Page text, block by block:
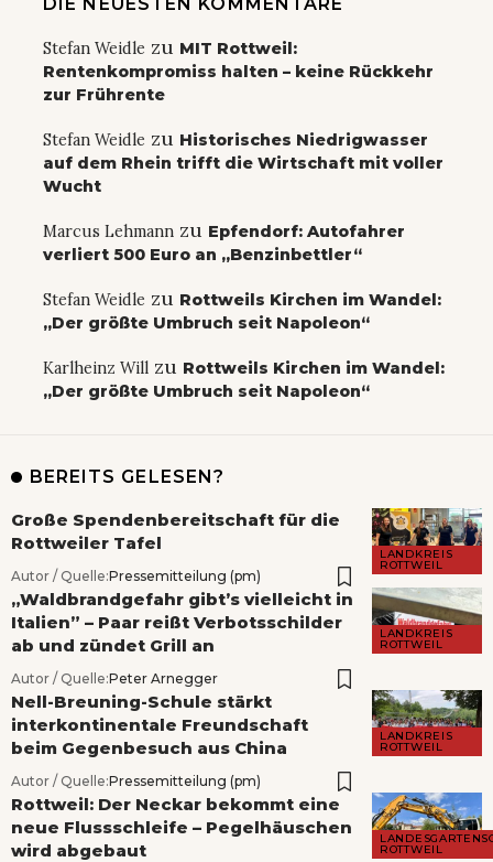
Stefan Weidle zu MIT Rottweil:
Rentenkompromiss halten – keine Rückkehr
zur Frührente
Stefan Weidle zu Historisches Niedrigwasser
auf dem Rhein trifft die Wirtschaft mit voller
Wucht
Marcus Lehmann zu Epfendorf: Autofahrer
verliert 500 Euro an „Benzinbettler“
Stefan Weidle zu Rottweils Kirchen im Wandel:
„Der größte Umbruch seit Napoleon“
Karlheinz Will zu Rottweils Kirchen im Wandel:
„Der größte Umbruch seit Napoleon“
BEREITS GELESEN?
LANDKREIS
ROTTWEIL
Große Spendenbereitschaft für die
Rottweiler Tafel
Autor / Quelle:Pressemitteilung (pm)
LANDKREIS
ROTTWEIL
„Waldbrandgefahr gibt’s vielleicht in
Italien” – Paar reißt Verbotsschilder
ab und zündet Grill an
Autor / Quelle:Peter Arnegger
LANDKREIS
ROTTWEIL
Nell-Breuning-Schule stärkt
interkontinentale Freundschaft
beim Gegenbesuch aus China
Autor / Quelle:Pressemitteilung (pm)
ROTTWEIL
Rottweil: Der Neckar bekommt eine
neue Flussschleife – Pegelhäuschen
wird abgebaut